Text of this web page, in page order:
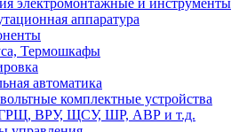
электромонтажные и инструменты
аппаратура
Термошкафы
автоматика
комплектные устройства
ВРУ, ЩСУ, ШР, АВР и т.д.